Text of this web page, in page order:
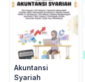
Akuntansi
Syariah